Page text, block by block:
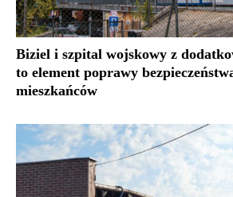
Biziel i szpital wojskowy z
to element poprawy
mieszkańców